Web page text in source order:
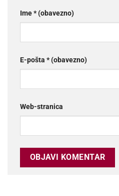
Ime* (obavezno)
E-pošta * (obavezno)
Web-stranica